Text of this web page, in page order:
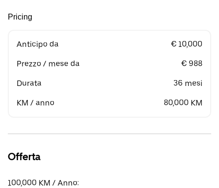
Pricing
Anticipo da € 10,000
Prezzo / mese da € 988
Durata 36 mesi
KM / anno 80,000 KM
Offerta
100,000 KM / Anno: